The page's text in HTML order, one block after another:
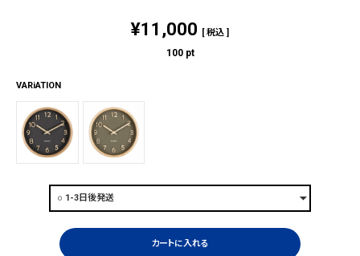
¥11,000 税込
100 pt
VARiATION
カートに入れる